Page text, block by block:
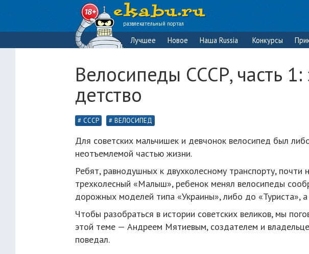
развлекательный портал
Лучшее Новое Наша Russia Конкурсы
Велосипеды СССР, часть 1:
детство
СССР ВЕЛОСИПЕД
Для советских мальчишек и девчонок велосипед был
неотъемлемой частью жизни.
Ребят, равнодушных к двухколесному транспорту, почти
трехколесный «Малыш», ребенок менял велосипеды
дорожных моделей типа «Украины», либо до «Туриста»,
Чтобы разобраться в истории советских великов, мы
этой теме — Андреем Мятиевым, создателем и
поведал.